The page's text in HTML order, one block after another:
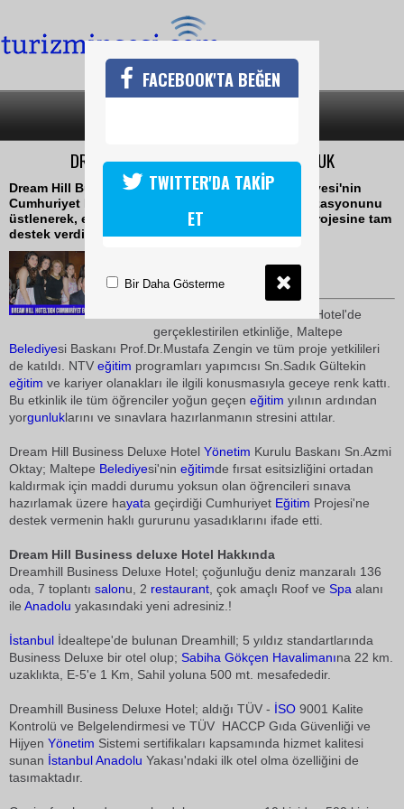
DREAM HILL'DE TOPLUMSAL SORUMLULUK
Dream Hill Business Deluxe Hotel; Maltepe Belediyesi'nin
Cumhuriyet Eğitim Projesi yıl sonu etkinlik organizasyonunu
üstlenerek, eğitim alanındaki sosyal sorumluluk projesine tam
destek verdi
TURİZMİN SESİ
Dream Hill Business Deluxe Hotel'de
gerçeklestirilen etkinliğe, Maltepe
Belediyesi Baskanı Prof.Dr.Mustafa Zengin ve tüm proje yetkilileri
de katıldı. NTV eğitim programları yapımcısı Sn.Sadık Gültekin
eğitim ve kariyer olanakları ile ilgili konusmasıyla geceye renk kattı.
Bu etkinlik ile tüm öğrenciler yoğun geçen eğitim yılının ardından
yorgunluklarını ve sınavlara hazırlanmanın stresini attılar.
Dream Hill Business Deluxe Hotel Yönetim Kurulu Baskanı Sn.Azmi
Oktay; Maltepe Belediyesi'nin eğitimde fırsat esitsizliğini ortadan
kaldırmak için maddi durumu yoksun olan öğrencileri sınava
hazırlamak üzere hayata geçirdiği Cumhuriyet Eğitim Projesi'ne
destek vermenin haklı gururunu yasadıklarını ifade etti.
Dream Hill Business deluxe Hotel Hakkında
Dreamhill Business Deluxe Hotel; çoğunluğu deniz manzaralı 136
oda, 7 toplantı salonu, 2 restaurant , çok amaçlı Roof ve Spa alanı
ile Anadolu yakasındaki yeni adresiniz.!
İstanbul İdealtepe'de bulunan Dreamhill; 5 yıldız standartlarında
Business Deluxe bir otel olup; Sabiha Gökçen Havalimanına 22 km.
uzaklıkta, E-5'e 1 Km, Sahil yoluna 500 mt. mesafededir.
Dreamhill Business Deluxe Hotel; aldığı TÜV - İSO 9001 Kalite
Kontrolü ve Belgelendirmesi ve TÜV  HACCP Gıda Güvenliği ve
Hijyen Yönetim Sistemi sertifikaları kapsamında hizmet kalitesi
sunan İstanbulAnadolu Yakası'ndaki ilk otel olma özelliğini de
tasımaktadır.
FACEBOOK'TA BEĞEN
TWITTER'DA TAKİP
ET
Bir Daha Gösterme